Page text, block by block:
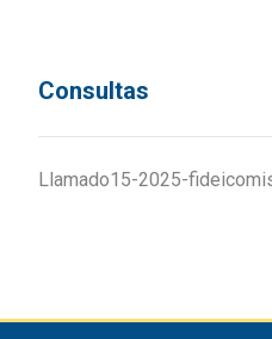
Consultas
Llamado15-2025-